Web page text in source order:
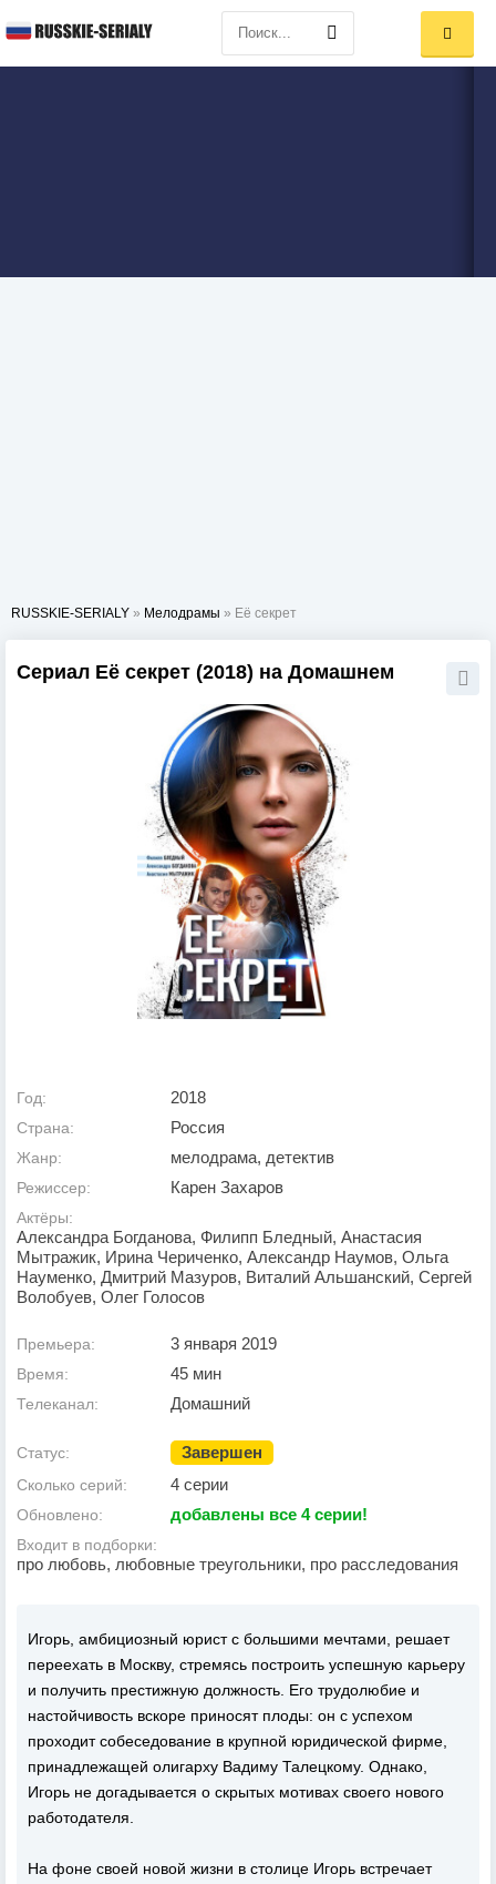
RUSSKIE-SERIALY » Мелодрамы » Её секрет
Сериал Её секрет (2018) на Домашнем
Год: 2018
Страна: Россия
Жанр: мелодрама, детектив
Режиссер: Карен Захаров
Актёры:
Александра Богданова, Филипп Бледный, Анастасия
Мытражик, Ирина Чериченко, Александр Наумов, Ольга
Науменко, Дмитрий Мазуров, Виталий Альшанский, Сергей
Волобуев, Олег Голосов
Премьера: 3 января 2019
Время: 45 мин
Телеканал: Домашний
Статус: Завершен
Сколько серий: 4 серии
Обновлено: добавлены все 4 серии!
Входит в подборки:
про любовь, любовные треугольники, про расследования
Игорь, амбициозный юрист с большими мечтами, решает
переехать в Москву, стремясь построить успешную карьеру
и получить престижную должность. Его трудолюбие и
настойчивость вскоре приносят плоды: он с успехом
проходит собеседование в крупной юридической фирме,
принадлежащей олигарху Вадиму Талецкому. Однако,
Игорь не догадывается о скрытых мотивах своего нового
работодателя.
На фоне своей новой жизни в столице Игорь встречает